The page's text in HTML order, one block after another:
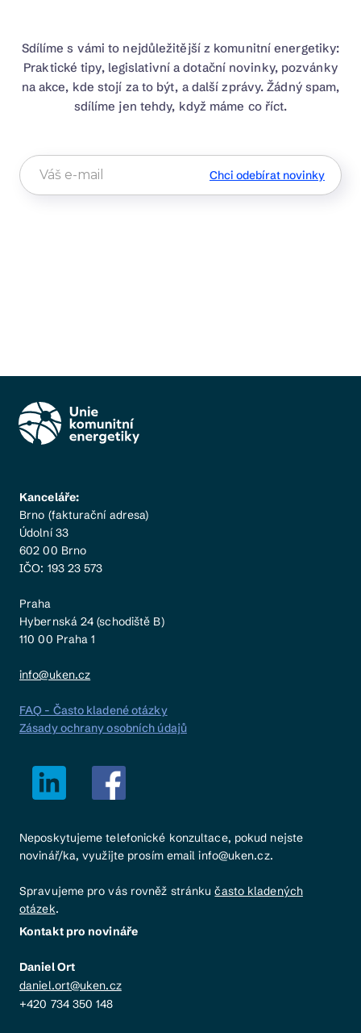
Sdílíme s vámi to nejdůležitější z komunitní energetiky:
Praktické tipy, legislativní a dotační novinky, pozvánky
na akce, kde stojí za to být, a další zprávy. Žádný spam,
sdílíme jen tehdy, když máme co říct.
Kanceláře:
Brno (fakturační adresa)
Údolní 33
602 00 Brno
IČO: 193 23 573
Praha
Hybernská 24 (schodiště B)
110 00 Praha 1
info@uken.cz
FAQ - Často kladené otázky
Zásady ochrany osobních údajů
Neposkytujeme telefonické konzultace, pokud nejste
novinář/ka, využijte prosím email info@uken.cz.
Spravujeme pro vás rovněž stránkučasto kladených
otázek.
Kontakt pro novináře
Daniel Ort
daniel.ort@uken.cz
+420 734 350 148